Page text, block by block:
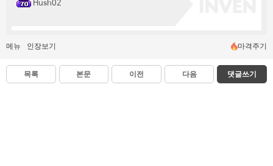
Hush02
메뉴 인장보기 마격주기
목록 본문 이전 다음 댓글쓰기